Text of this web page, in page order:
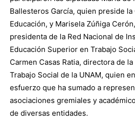
Ballesteros García, quien preside la
Educación, y Marisela Zúñiga
presidenta de la Red Nacional de
Educación Superior en Trabajo
Carmen Casas Ratia, directora de
Trabajo Social de la UNAM, quien
esfuerzo que ha sumado a
asociaciones gremiales y
de diversas entidades.